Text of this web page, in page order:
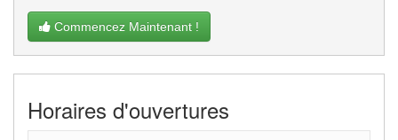
Commencez Maintenant !
Horaires d'ouvertures